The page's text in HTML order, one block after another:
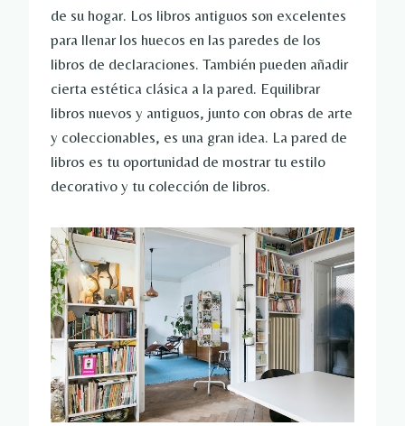
de su hogar. Los libros antiguos son excelentes
para llenar los huecos en las paredes de los
libros de declaraciones. También pueden añadir
cierta estética clásica a la pared. Equilibrar
libros nuevos y antiguos, junto con obras de arte
y coleccionables, es una gran idea. La pared de
libros es tu oportunidad de mostrar tu estilo
decorativo y tu colección de libros.